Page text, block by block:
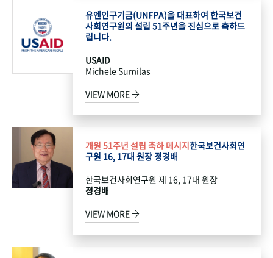
유엔인구기금(UNFPA)을 대표하여 한국보건
사회연구원의 설립 51주년을 진심으로 축하드
립니다.
USAID
Michele Sumilas
VIEW MORE
개원 51주년 설립 축하 메시지한국보건사회연
구원 16, 17대 원장 정경배
한국보건사회연구원 제 16, 17대 원장
정경배
VIEW MORE